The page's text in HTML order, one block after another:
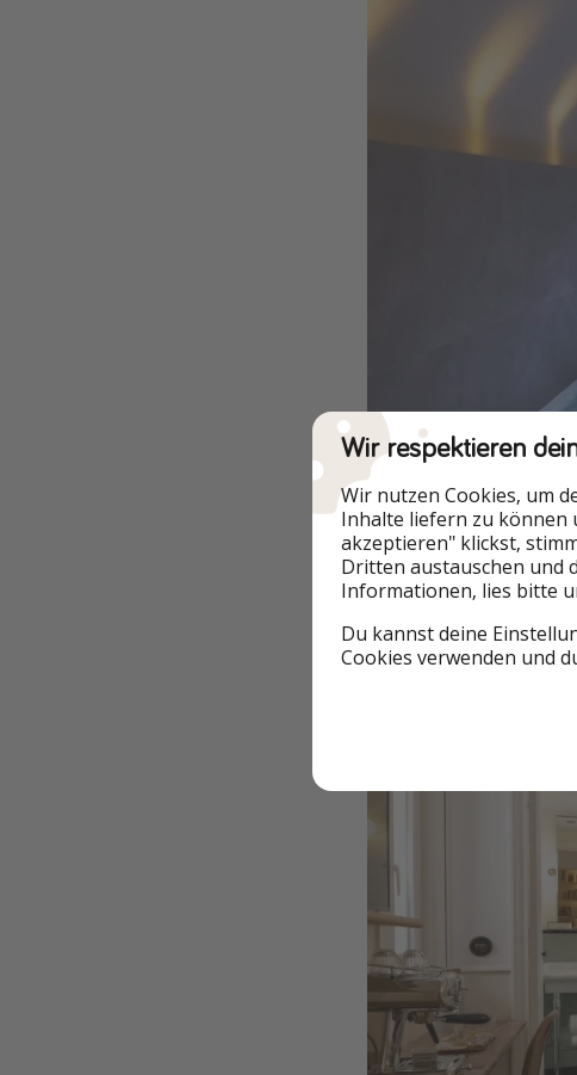
Hotelgäste können
und ein exklusives und
Wir respektieren
Wir nutzen Cookies, um
Inhalte liefern zu können
akzeptieren" klickst,
Dritten austauschen und
Informationen, lies bitte
Du kannst deine
Cookies verwenden und